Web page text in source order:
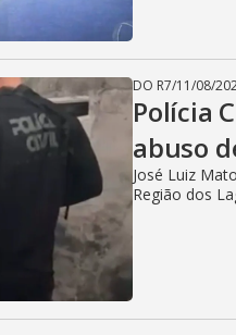
DO R7/11/08/
Polícia
abuso
José Luiz
Região dos